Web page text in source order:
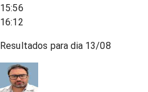
15:56
16:12
Resultados para dia 13/08